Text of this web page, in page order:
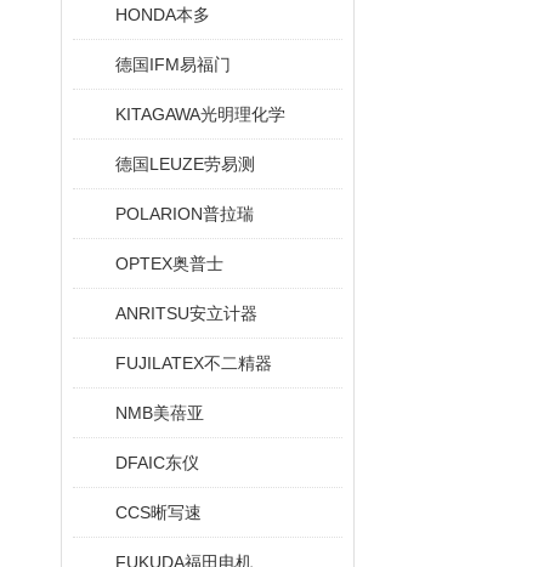
HONDA本多
德国IFM易福门
KITAGAWA光明理化学
德国LEUZE劳易测
POLARION普拉瑞
OPTEX奥普士
ANRITSU安立计器
FUJILATEX不二精器
NMB美蓓亚
DFAIC东仪
CCS晰写速
FUKUDA福田电机